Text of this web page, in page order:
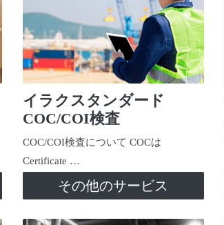
イラクスタンダード
COC/COI検査
COC/COI検査について COCは
Certificate …
その他のサービス